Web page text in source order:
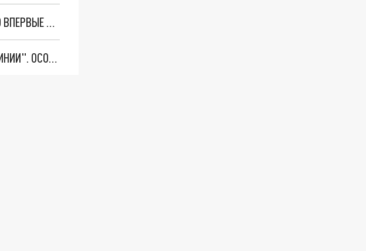
"ОЧЕНЬ ПЛОХИЕ НОВОСТИ": БОЛЬШАЯ ОШИБКА PALANTIR В РОССИИ. СТРАНЫ НАТО ВПЕРВЫЕ ЗА СВО ОСТАНОВИЛИ ПОСТАВКИ ОРУЖИЯ. ВСУ ТЕРЯЮТ ПРИГРАНИЧЬЕ?
"ТЕРПЕНИЕ ПУТИНА ЛОПНУЛО". РЕКОРДНЫЙ УДАР ПО КИЕВУ "ПЕРЕСЁК КРАСНЫЕ ЛИНИИ". ОСОБЫЕ СПЕЦЫ КНДР НА ЛБС? ТАЙНЫЕ ПЕРЕГОВОРЫ ЕВРОПЫ И МОСКВЫ